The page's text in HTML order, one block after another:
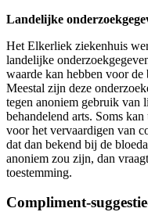
Landelijke
Het Elkerliek ziekenhuis
landelijke
waarde kan hebben voor de
Meestal zijn deze
tegen anoniem gebruik van
behandelend arts. Soms
voor het vervaardigen van
dat dan bekend bij de
anoniem zou zijn, dan
toestemming.
Compliment-